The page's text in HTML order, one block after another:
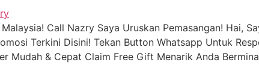
Call Nazry Saya Uruskan Pemasangan! Hai,
Terkini Disini! Tekan Button Whatsapp Untuk
Mudah & Cepat Claim Free Gift Menarik Anda